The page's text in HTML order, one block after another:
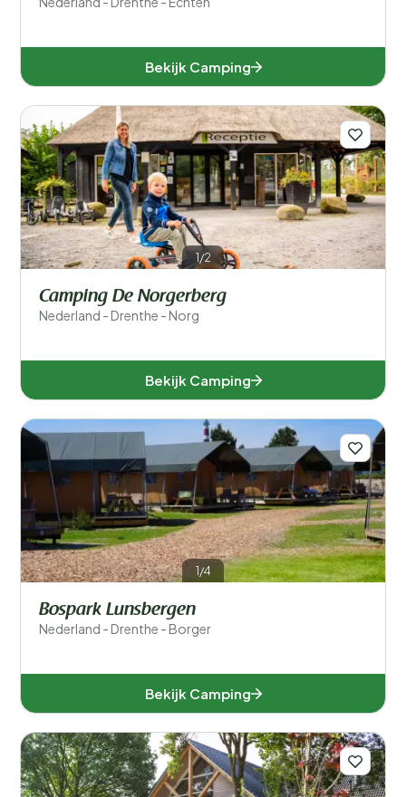
Bekijk Camping
1/2
Camping De Norgerberg
Nederland - Drenthe - Norg
Bekijk Camping
1/4
Bospark Lunsbergen
Nederland - Drenthe - Borger
Bekijk Camping